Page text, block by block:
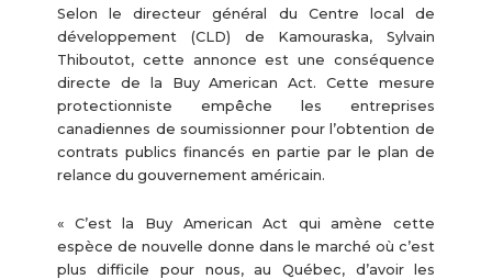
Selon le directeur général du Centre local de
développement (CLD) de Kamouraska, Sylvain
Thiboutot, cette annonce est une conséquence
directe de la Buy American Act. Cette mesure
protectionniste empêche les entreprises
canadiennes de soumissionner pour l’obtention de
contrats publics financés en partie par le plan de
relance du gouvernement américain.
« C’est la Buy American Act qui amène cette
espèce de nouvelle donne dans le marché où c’est
plus difficile pour nous, au Québec, d’avoir les